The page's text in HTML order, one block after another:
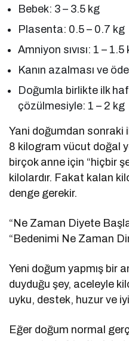
Bebek: 3 – 3.5 kg
Plasenta: 0.5 – 0.7 kg
Amniyon sıvısı: 1 – 1.5
Kanın azalması ve
Doğumla birlikte ilk
çözülmesiyle: 1 – 2 kg
Yani doğumdan sonraki
8 kilogram vücut doğal
birçok anne için “hiçbir
kilolardır. Fakat kalan
denge gerekir.
“Ne Zaman Diyete
“Bedenimi Ne Zaman
Yeni doğum yapmış bir
duyduğu şey, aceleyle
uyku, destek, huzur ve
Eğer doğum normal